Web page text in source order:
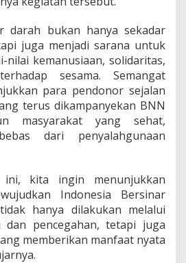
darah bukan hanya sekadar
juga menjadi sarana untuk
nilai kemanusiaan, solidaritas,
sesama. Semangat
para pendonor sejalan
terus dikampanyekan BNN
masyarakat yang sehat,
dari penyalahgunaan
ini, kita ingin menunjukkan
Indonesia Bersinar
hanya dilakukan melalui
dan pencegahan, tetapi juga
memberikan manfaat nyata